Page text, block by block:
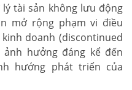
tài sản không lưu động
mở rộng phạm vi điều
doanh (discontinued
hưởng đáng kể đến
hướng phát triển của